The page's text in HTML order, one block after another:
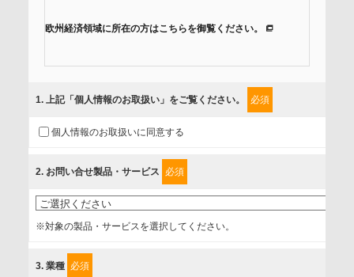
欧州経済領域に所在の方はこちらを御覧ください。
組みを行っています。
に取扱い、これらで定める範囲内で、サービスの提供やご案
内等のために利用させていただいております。
情報を提供されるお客様（本人）に対して、情報の収集目
的、管理者、提供の有無、情報提供の任意性や権利について
確認し、当社への情報提供がお客様の懸念にならないよう
上げます。
1. 上記「個人情報のお取扱い」をご覧ください。 必須
個人情報のお取扱いに同意する
2. お問い合せ製品・サービス 必須
※対象の製品・サービスを選択してください。
3. 業種 必須